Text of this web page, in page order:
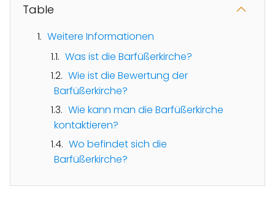
Table
Weitere Informationen
Was ist die Barfüßerkirche?
Wie ist die Bewertung der
Barfüßerkirche?
Wie kann man die Barfüßerkirche
kontaktieren?
Wo befindet sich die
Barfüßerkirche?